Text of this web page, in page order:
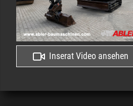
Inserat Video ansehen